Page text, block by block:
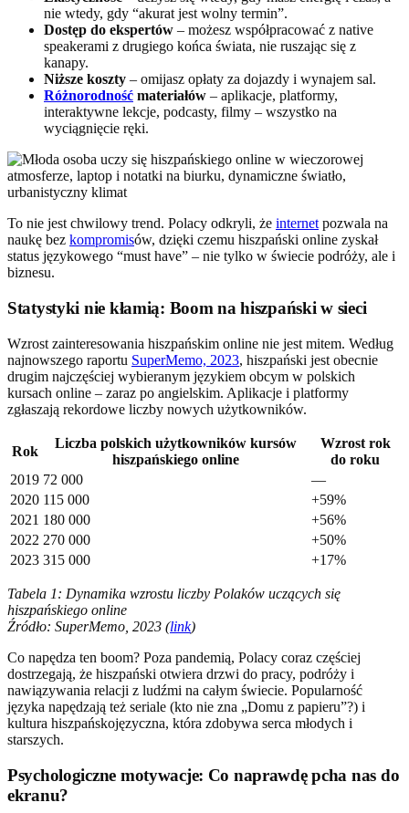
nie wtedy, gdy “akurat jest wolny termin”.
Dostęp do ekspertów – możesz współpracować z native
speakerami z drugiego końca świata, nie ruszając się z
kanapy.
Niższe koszty – omijasz opłaty za dojazdy i wynajem sal.
Różnorodność materiałów – aplikacje, platformy,
interaktywne lekcje, podcasty, filmy – wszystko na
wyciągnięcie ręki.
To nie jest chwilowy trend. Polacy odkryli, że internet pozwala na
naukę bez kompromisów, dzięki czemu hiszpański online zyskał
status językowego “must have” – nie tylko w świecie podróży, ale i
biznesu.
Statystyki nie kłamią: Boom na hiszpański w sieci
Wzrost zainteresowania hiszpańskim online nie jest mitem. Według
najnowszego raportu SuperMemo, 2023, hiszpański jest obecnie
drugim najczęściej wybieranym językiem obcym w polskich
kursach online – zaraz po angielskim. Aplikacje i platformy
zgłaszają rekordowe liczby nowych użytkowników.
Rok
Liczba polskich użytkowników kursów
hiszpańskiego online
Wzrost rok
do roku
2019 72 000
—
2020 115 000
+59%
2021 180 000
+56%
2022 270 000
+50%
2023 315 000 +17%
Tabela 1: Dynamika wzrostu liczby Polaków uczących się
hiszpańskiego online
Źródło: SuperMemo, 2023 (link)
Co napędza ten boom? Poza pandemią, Polacy coraz częściej
dostrzegają, że hiszpański otwiera drzwi do pracy, podróży i
nawiązywania relacji z ludźmi na całym świecie. Popularność
języka napędzają też seriale (kto nie zna „Domu z papieru”?) i
kultura hiszpańskojęzyczna, która zdobywa serca młodych i
starszych.
Psychologiczne motywacje: Co naprawdę pcha nas do
ekranu?